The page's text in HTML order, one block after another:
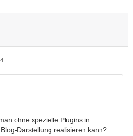
ohne spezielle Plugins in
Darstellung realisieren kann?